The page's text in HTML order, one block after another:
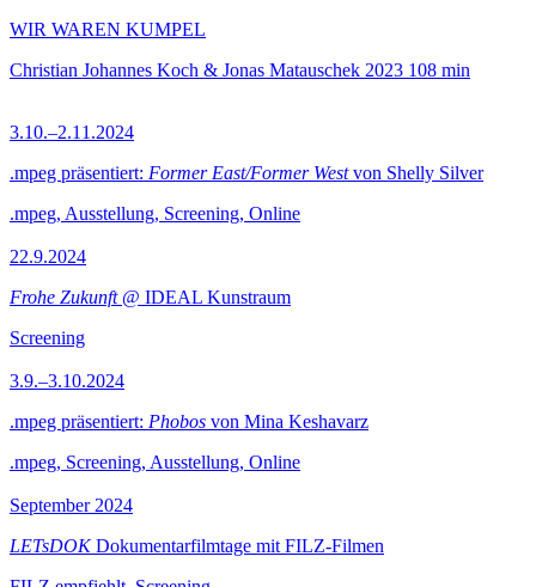
WIR WAREN KUMPEL
Christian Johannes Koch & Jonas Matauschek 2023 108 min
3.10.–2.11.2024
.mpeg präsentiert: Former East/Former Westvon Shelly Silver
.mpeg, Ausstellung, Screening, Online
22.9.2024
Frohe Zukunft@ IDEAL Kunstraum
Screening
3.9.–3.10.2024
.mpeg präsentiert: Phobos von Mina Keshavarz
.mpeg, Screening, Ausstellung, Online
September 2024
LETsDOKDokumentarfilmtage mit FILZ-Filmen